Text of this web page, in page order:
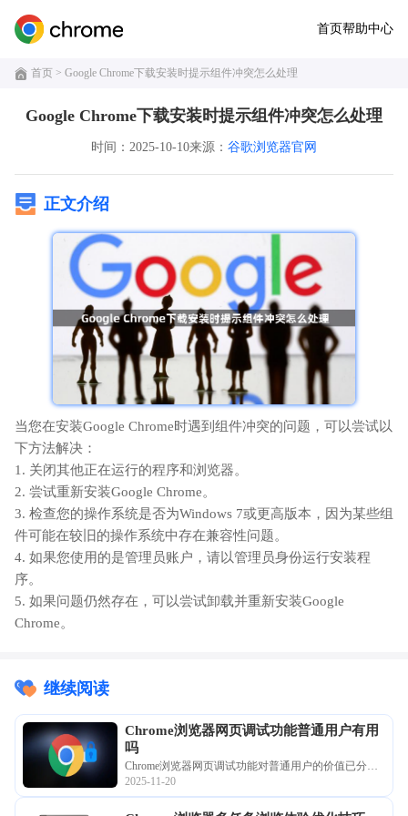
首页帮助中心
首页 > Google Chrome下载安装时提示组件冲突怎么处理
Google Chrome下载安装时提示组件冲突怎么处理
时间：2025-10-10来源： 谷歌浏览器官网
正文介绍
当您在安装Google Chrome时遇到组件冲突的问题，可以尝试以
下方法解决：
1. 关闭其他正在运行的程序和浏览器。
2. 尝试重新安装Google Chrome。
3. 检查您的操作系统是否为Windows 7或更高版本，因为某些组
件可能在较旧的操作系统中存在兼容性问题。
4. 如果您使用的是管理员账户，请以管理员身份运行安装程
序。
5. 如果问题仍然存在，可以尝试卸载并重新安装Google
Chrome。
继续阅读
Chrome浏览器网页调试功能普通用户有用
吗
Chrome浏览器网页调试功能对普通用户的价值已分
析。文章提供使用体验和操作技巧，帮助用户了解工
具作用，提高日常操作效率。
2025-11-20